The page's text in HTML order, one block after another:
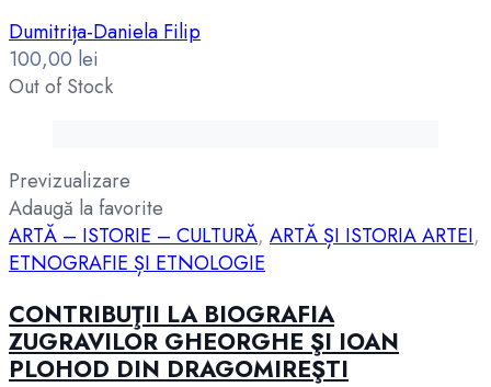
Dumitrița-Daniela Filip
100,00 lei
Out of Stock
Previzualizare
Adaugă la favorite
ARTĂ – ISTORIE – CULTURĂ, ARTĂ ȘI ISTORIA ARTEI,
ETNOGRAFIE ȘI ETNOLOGIE
CONTRIBUŢII LA BIOGRAFIA
ZUGRAVILOR GHEORGHE ŞI IOAN
PLOHOD DIN DRAGOMIREŞTI